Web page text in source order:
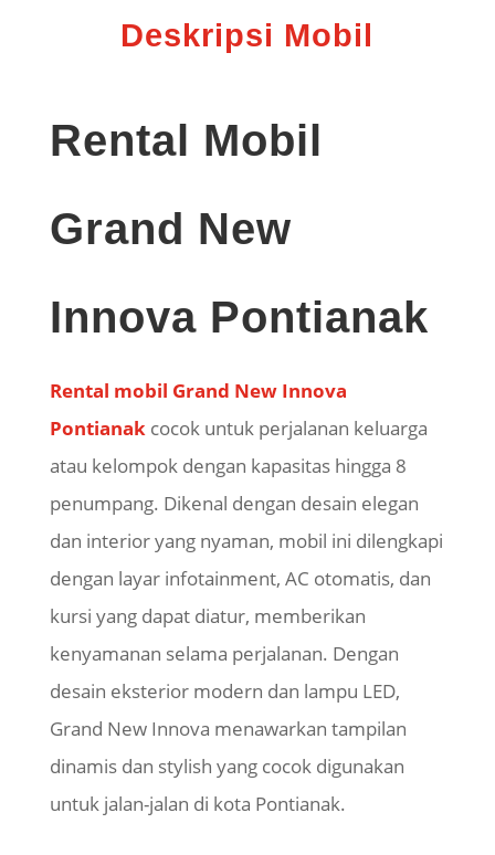
Deskripsi Mobil
Rental Mobil
Grand New
Innova Pontianak
Rental mobil Grand New Innova
Pontianakcocok untuk perjalanan keluarga
atau kelompok dengan kapasitas hingga 8
penumpang. Dikenal dengan desain elegan
dan interior yang nyaman, mobil ini dilengkapi
dengan layar infotainment, AC otomatis, dan
kursi yang dapat diatur, memberikan
kenyamanan selama perjalanan. Dengan
desain eksterior modern dan lampu LED,
Grand New Innova menawarkan tampilan
dinamis dan stylish yang cocok digunakan
untuk jalan-jalan di kota Pontianak.